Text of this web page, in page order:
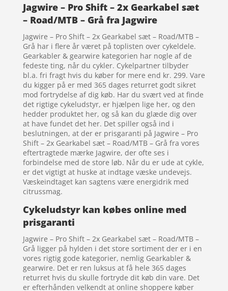
Jagwire – Pro Shift – 2x Gearkabel sæt
– Road/MTB – Grå fra Jagwire
Jagwire – Pro Shift – 2x Gearkabel sæt – Road/MTB –
Grå har i flere år været på toplisten over cykeldele.
Gearkabler & gearwire kategorien har nogle af de
fedeste ting, når du cykler. Cykelpartner tilbyder
bl.a. fri fragt hvis du køber for mere end kr. 299. Vare
du kigger på er med 365 dages returret godt sikret
mod fortrydelse af dig køb. Har du svært ved at finde
det rigtige cykeludstyr, er hjælpen lige her, og den
hedder produktet her, og så kan du glæde dig over
at have fundet det her. Det spiller også ind i
beslutningen, at der er prisgaranti på Jagwire – Pro
Shift – 2x Gearkabel sæt – Road/MTB – Grå fra vores
eftertragtede mærke Jagwire, der ofte ses i
forbindelse med de store løb. Når du er ude at cykle,
er det vigtigt at huske at indtage væske undevejs.
Væskeindtaget kan sagtens være energidrik med
citrussmag.
Cykeludstyr kan købes online med
prisgaranti
Jagwire – Pro Shift – 2x Gearkabel sæt – Road/MTB –
Grå ligger på hylden i det store sortiment der er i en
vores rigtig gode kategorier, nemlig Gearkabler &
gearwire. Det er ren luksus at få hele 365 dages
returret hvis du skulle fortryde dit køb din vare. Det
er efterhånden velkendt at online shoppere køber